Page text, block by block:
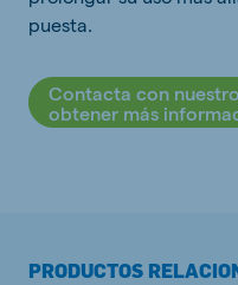
puesta.
Contacta con
obtener más
PRODUCTOS